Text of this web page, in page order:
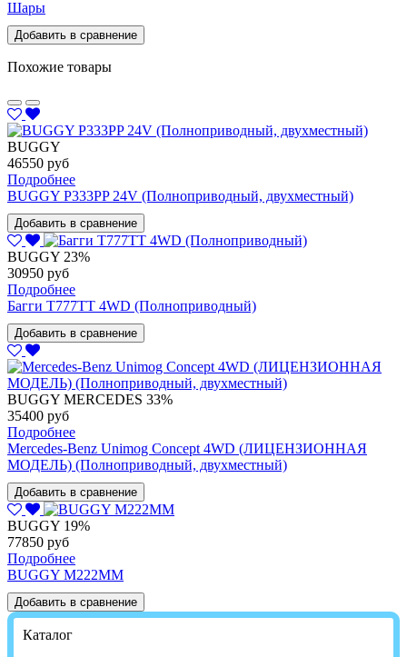
Шары
Добавить в сравнение
Похожие товары
BUGGY
46550 руб
Подробнее
BUGGY P333PP 24V (Полноприводный, двухместный)
Добавить в сравнение
BUGGY 23%
30950 руб
Подробнее
Багги T777TT 4WD (Полноприводный)
Добавить в сравнение
BUGGY MERCEDES 33%
35400 руб
Подробнее
Mercedes-Benz Unimog Concept 4WD (ЛИЦЕНЗИОННАЯ
МОДЕЛЬ) (Полноприводный, двухместный)
Добавить в сравнение
BUGGY 19%
77850 руб
Подробнее
BUGGY M222MM
Добавить в сравнение
Каталог